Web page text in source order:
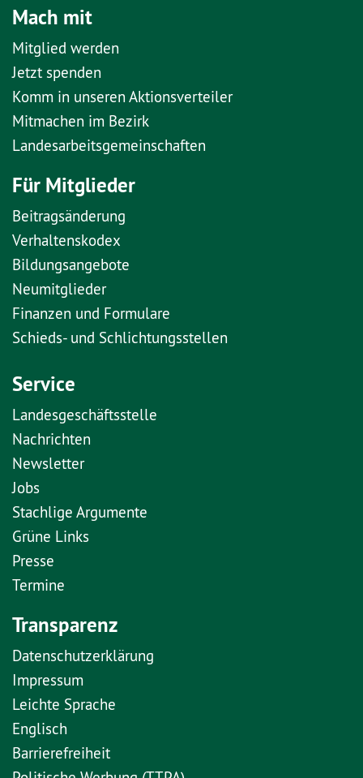
Mach mit
Mitglied werden
Jetzt spenden
Komm in unseren Aktionsverteiler
Mitmachen im Bezirk
Landesarbeitsgemeinschaften
Für Mitglieder
Beitragsänderung
Verhaltenskodex
Bildungsangebote
Neumitglieder
Finanzen und Formulare
Schieds- und Schlichtungsstellen
Service
Landesgeschäftsstelle
Nachrichten
Newsletter
Jobs
Stachlige Argumente
Grüne Links
Presse
Termine
Transparenz
Datenschutzerklärung
Impressum
Leichte Sprache
Englisch
Barrierefreiheit